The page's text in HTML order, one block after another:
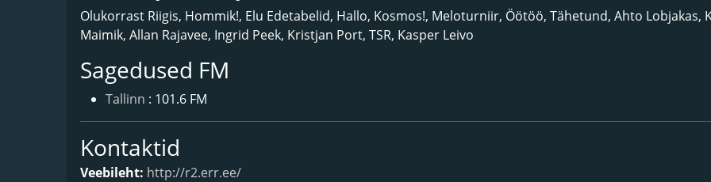
Olukorrast Riigis, Hommik!, Elu Edetabelid, Hallo, Kosmos!, Meloturniir, Öötöö, Tähetund, Ahto Lobjakas,
Maimik, Allan Rajavee, Ingrid Peek, Kristjan Port, TSR, Kasper Leivo
Sagedused FM
Tallinn : 101.6 FM
Kontaktid
Veebileht: http://r2.err.ee/